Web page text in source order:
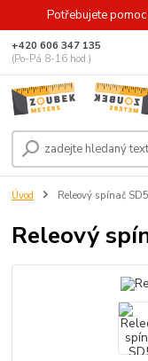
Potřebujete
+420 606 347 135
(Po-Pá 8-16 hod.)
Úvod Releový spínač
Releový